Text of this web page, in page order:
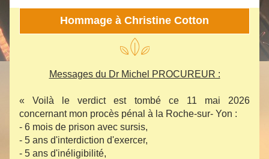
Hommage à Christine Cotton
Messages du Dr Michel PROCUREUR :
« Voilà le verdict est tombé ce 11 mai 2026
concernant mon procès pénal à la Roche-sur- Yon :
- 6 mois de prison avec sursis,
- ⁠5 ans d'interdiction d'exercer,
- ⁠5 ans d'inéligibilité,